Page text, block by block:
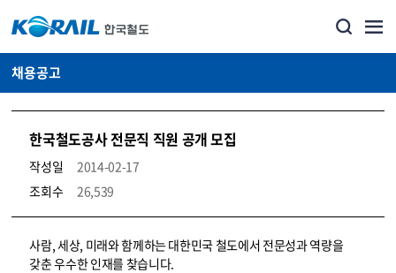
채용공고
한국철도공사 전문직 직원 공개 모집
작성일
2014-02-17
조회수
26,539
코레일소개_경영공시_채용공고 상세보기 – 내용, 파일, 담당자 연락처로 구성
사람, 세상, 미래와 함께하는 대한민국 철도에서 전문성과 역량을
갖춘 우수한 인재를 찾습니다.